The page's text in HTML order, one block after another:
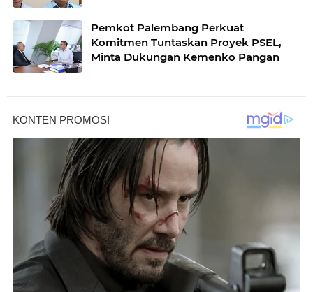
Pemkot Palembang Perkuat
Komitmen Tuntaskan Proyek PSEL,
Minta Dukungan Kemenko Pangan